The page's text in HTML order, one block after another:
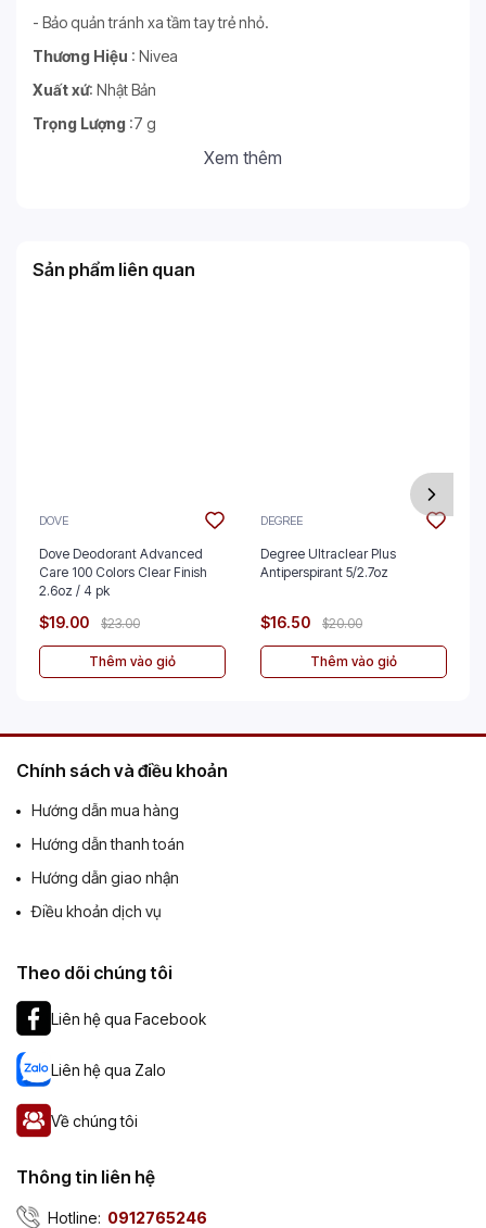
- Bảo quản tránh xa tầm tay trẻ nhỏ.
Thương Hiệu : Nivea
Xuất xứ: Nhật Bản
Trọng Lượng :7 g
Xem thêm
Sản phẩm liên quan
DOVE
Dove Deodorant Advanced
Care 100 Colors Clear Finish
2.6oz / 4 pk
$19.00 $23.00
Thêm vào giỏ
DEGREE
Degree Ultraclear Plus
Antiperspirant 5/2.7oz
$16.50 $20.00
Thêm vào giỏ
Chính sách và điều khoản
Hướng dẫn mua hàng
Hướng dẫn thanh toán
Hướng dẫn giao nhận
Điều khoản dịch vụ
Theo dõi chúng tôi
Liên hệ qua Facebook
Liên hệ qua Zalo
Về chúng tôi
Thông tin liên hệ
Hotline: 0912765246